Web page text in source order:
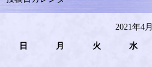
2021年4月
日 月 火 水